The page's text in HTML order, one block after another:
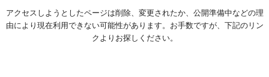
アクセスしようとしたページは削除、変更されたか、公開準備中などの理
由により現在利用できない可能性があります。お手数ですが、下記のリン
クよりお探しください。